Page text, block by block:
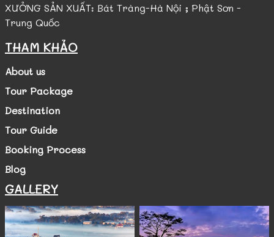
XƯỞNG SẢN XUẤT: Bát Tràng-Hà Nội ; Phật Sơn -
Trung Quốc
THAM KHẢO
About us
Tour Package
Destination
Tour Guide
Booking Process
Blog
GALLERY